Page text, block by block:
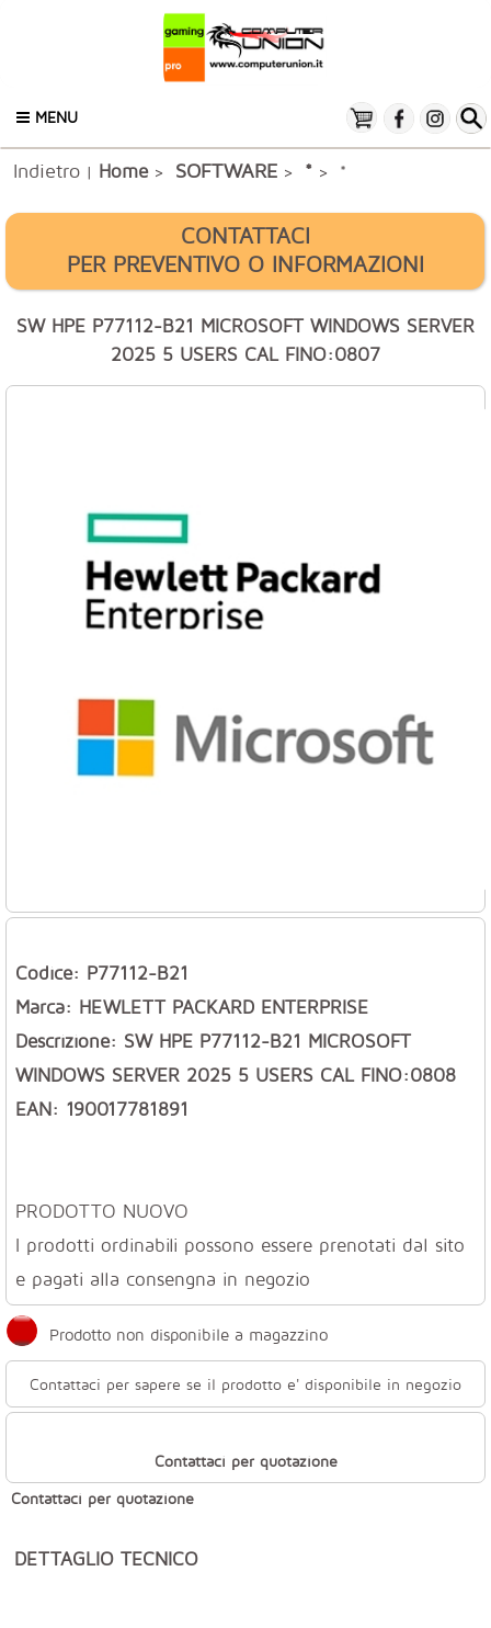
MENU
Indietro | Home> SOFTWARE > * > *
CONTATTACI
PER PREVENTIVO O INFORMAZIONI
SW HPE P77112-B21 MICROSOFT WINDOWS SERVER
2025 5 USERS CAL FINO:0807
Codice: P77112-B21
Marca: HEWLETT PACKARD ENTERPRISE
Descrizione: SW HPE P77112-B21 MICROSOFT
WINDOWS SERVER 2025 5 USERS CAL FINO:0808
EAN: 190017781891
PRODOTTO NUOVO
I prodotti ordinabili possono essere prenotati dal sito
e pagati alla consengna in negozio
Prodotto non disponibile a magazzino
Contattaci per sapere se il prodotto e' disponibile in negozio
Contattaci per quotazione
Contattaci per quotazione
DETTAGLIO TECNICO